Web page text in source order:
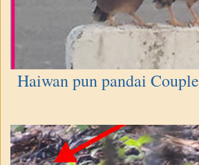
Haiwan pun pandai Couple